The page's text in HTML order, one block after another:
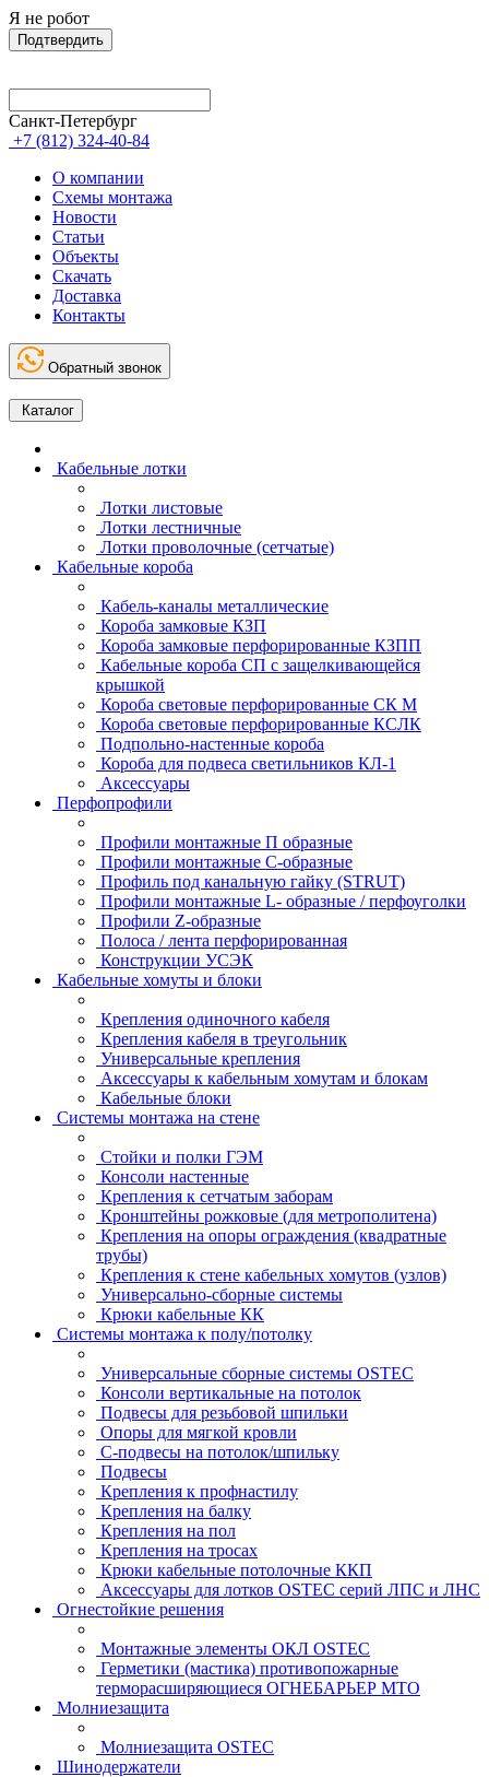
Я не робот
Подтвердить
Санкт-Петербург
+7 (812) 324-40-84
О компании
Схемы монтажа
Новости
Статьи
Объекты
Скачать
Доставка
Контакты
Обратный звонок
Каталог
Кабельные лотки
Лотки листовые
Лотки лестничные
Лотки проволочные (сетчатые)
Кабельные короба
Кабель-каналы металлические
Короба замковые КЗП
Короба замковые перфорированные КЗПП
Кабельные короба СП с защелкивающейся
крышкой
Короба световые перфорированные СК М
Короба световые перфорированные КСЛК
Подпольно-настенные короба
Короба для подвеса светильников КЛ-1
Аксессуары
Перфопрофили
Профили монтажные П образные
Профили монтажные C-образные
Профиль под канальную гайку (STRUT)
Профили монтажные L- образные / перфоуголки
Профили Z-образные
Полоса / лента перфорированная
Конструкции УСЭК
Кабельные хомуты и блоки
Крепления одиночного кабеля
Крепления кабеля в треугольник
Универсальные крепления
Аксессуары к кабельным хомутам и блокам
Кабельные блоки
Системы монтажа на стене
Стойки и полки ГЭМ
Консоли настенные
Крепления к сетчатым заборам
Кронштейны рожковые (для метрополитена)
Крепления на опоры ограждения (квадратные
трубы)
Крепления к стене кабельных хомутов (узлов)
Универсально-сборные системы
Крюки кабельные КК
Системы монтажа к полу/потолку
Универсальные сборные системы OSTEC
Консоли вертикальные на потолок
Подвесы для резьбовой шпильки
Опоры для мягкой кровли
С-подвесы на потолок/шпильку
Подвесы
Крепления к профнастилу
Крепления на балку
Крепления на пол
Крепления на тросах
Крюки кабельные потолочные ККП
Аксессуары для лотков OSTEC серий ЛПС и ЛНС
Огнестойкие решения
Монтажные элементы ОКЛ OSTEC
Герметики (мастика) противопожарные
терморасширяющиеся ОГНЕБАРЬЕР МТО
Молниезащита
Молниезащита OSTEC
Шинодержатели